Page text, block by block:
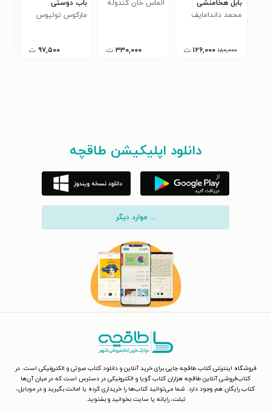
بابل هخامنشی
محمد داندامایف
۱۸۰,۰۰۰ ۱۲۶,۰۰۰ ت
الماس خان کندوله
۳۳۰,۰۰۰ ت
باب دوستی
مارکوس تولیوس
۹۷,۵۰۰ ت
دانلود اپلیکیشن طاقچه
... موارد دیگر
فروشگاه اینترنتی کتاب طاقچه جایی برای خرید آنلاین و دانلود کتاب صوتی و الکترونیکی است. در
کتاب‌فروشی آنلاین طاقچه هزاران کتاب گویا و الکترونیکی در دسترس است که در میان آن‌ها
کتاب رایگان هم وجود دارد. شما می‌توانید کتاب‌ها را خریداری کرده یا امانت بگیرید و در موبایل،
تبلت، رایانه یا سایت بخوانید و بشنوید.